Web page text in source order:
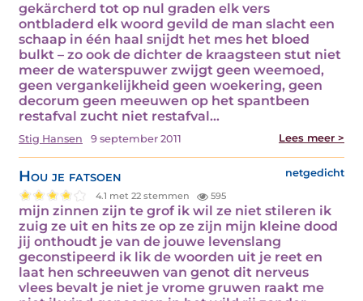
gekärcherd tot op nul graden elk vers
ontbladerd elk woord gevild de man slacht een
schaap in één haal snijdt het mes het bloed
bulkt – zo ook de dichter de kraagsteen stut niet
meer de waterspuwer zwijgt geen weemoed,
geen vergankelijkheid geen woekering, geen
decorum geen meeuwen op het spantbeen
restafval zucht niet restafval…
Stig Hansen 9 september 2011 Lees meer >
Hou je fatsoen netgedicht
4.1 met 22 stemmen 595
mijn zinnen zijn te grof ik wil ze niet stileren ik
zuig ze uit en hits ze op ze zijn mijn kleine dood
jij onthoudt je van de jouwe levenslang
geconstipeerd ik lik de woorden uit je reet en
laat hen schreeuwen van genot dit nerveus
vlees bevalt je niet je vrome gruwen raakt me